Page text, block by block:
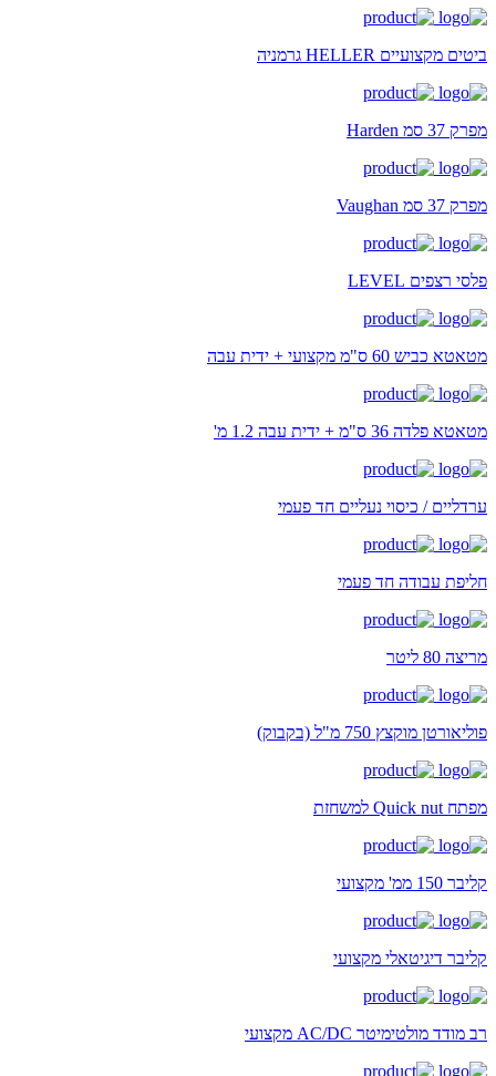
ביטים מקצועיים HELLER גרמניה
מפרק 37 סמ Harden
מפרק 37 סמ Vaughan
פלסי רצפים LEVEL
מטאטא כביש 60 ס"מ מקצועי + ידית עבה
מטאטא פלדה 36 ס"מ + ידית עבה 1.2 מ'
ערדליים / כיסוי נעליים חד פעמי
חליפת עבודה חד פעמי
מריצה 80 ליטר
פוליאורטן מוקצץ 750 מ"ל (בקבוק)
מפתח Quick nut למשחזת
קליבר 150 ממ' מקצועי
קליבר דיגיטאלי מקצועי
רב מודד מולטימיטר AC/DC מקצועי